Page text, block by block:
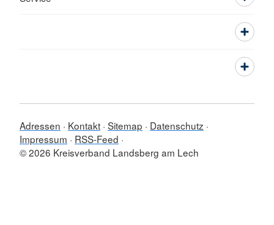
Adressen Kontakt Sitemap
Datenschutz
Impressum
RSS-Feed
© 2026 Kreisverband Landsberg am Lech